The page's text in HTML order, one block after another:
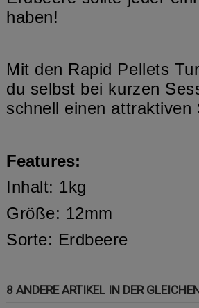
haben!
Mit den Rapid Pellets
du selbst bei kurzen
schnell einen attraktiven
Features:
Inhalt: 1kg
Größe: 12mm
Sorte: Erdbeere
8 ANDERE ARTIKEL IN DER